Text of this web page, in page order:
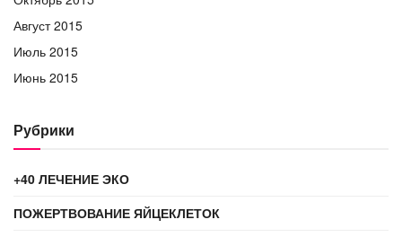
Август 2015
Июль 2015
Июнь 2015
Рубрики
+40 ЛЕЧЕНИЕ ЭКО
ПОЖЕРТВОВАНИЕ ЯЙЦЕКЛЕТОК